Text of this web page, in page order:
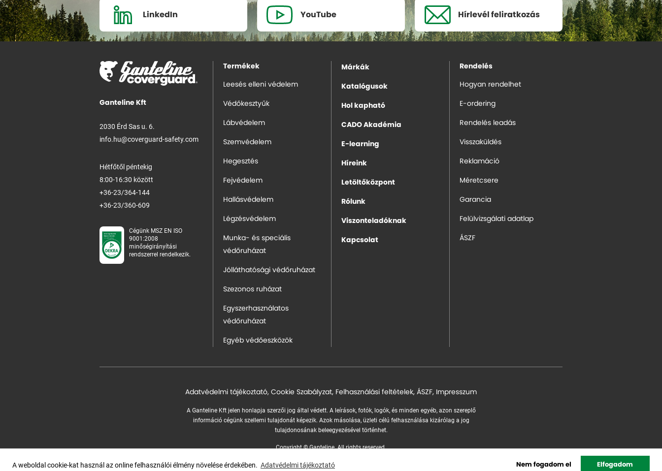
A weboldal cookie-kat használ az online felhasználói élmény növelése érdekében. Adatvédelmi tájékoztató Nem fogadom el Elfogadom
LinkedIn YouTube Hírlevél feliratkozás
Ganteline Kft
2030 Érd Sas u. 6.
info.hu@coverguard-safety.com
Hétfőtől péntekig
8:00-16:30 között
+36-23/364-144
+36-23/360-609
Cégünk MSZ EN ISO
9001:2008
minőségirányítási
rendszerrel rendelkezik.
Termékek
Leesés elleni védelem
Védőkesztyűk
Lábvédelem
Szemvédelem
Hegesztés
Fejvédelem
Hallásvédelem
Légzésvédelem
Munka- és speciális
védőruházat
Jólláthatósági védőruházat
Szezonos ruházat
Egyszerhasználatos
védőruházat
Egyéb védőeszközök
Márkák
Katalógusok
Hol kapható
CADO Akadémia
E-learning
Híreink
Letöltőközpont
Rólunk
Viszonteladóknak
Kapcsolat
Rendelés
Hogyan rendelhet
E-ordering
Rendelés leadás
Visszaküldés
Reklamáció
Méretcsere
Garancia
Felülvizsgálati adatlap
ÁSZF
Adatvédelmi tájékoztató, Cookie Szabályzat, Felhasználási feltételek, ÁSZF, Impresszum
A Ganteline Kft jelen honlapja szerzői jog által védett. A leírások, fotók, logók, és minden egyéb, azon szereplő
információ cégünk szellemi tulajdonát képezik. Azok másolása, üzleti célú felhasználása kizárólag a jog
tulajdonosának beleegyezésével történhet.
Copyright © Ganteline. All rights reserved.